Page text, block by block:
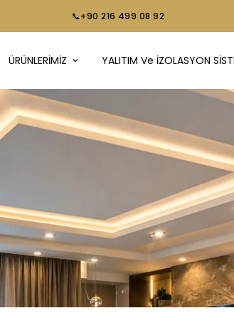
📞+90 216 499 08 92
ÜRÜNLERİMİZ YALITIM Ve İZOLASYON